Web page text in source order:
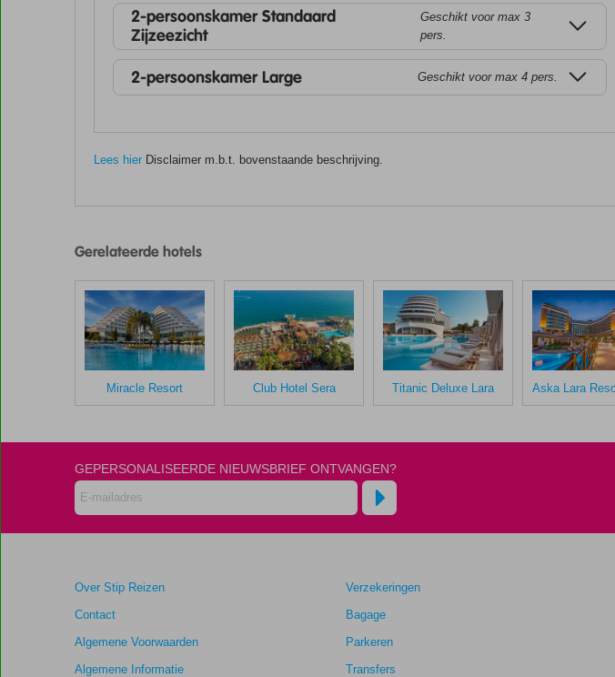
2-persoonskamer Standaard
Zijzeezicht
Geschikt voor max 3
pers.
2-persoonskamer Large Geschikt voor max 4 pers.
Lees hier Disclaimer m.b.t. bovenstaande beschrijving.
door
klanten
gegeven
na
hun
verblijf
Liberty
Scores
die
ouder
zijn
maanden
meer
weergegeven
Gerelateerde hotels
Miracle Resort Club Hotel Sera Titanic Deluxe Lara
GEPERSONALISEERDE NIEUWSBRIEF ONTVANGEN?
Over Stip Reizen
Contact
Algemene Voorwaarden
Algemene Informatie
Verzekeringen
Bagage
Parkeren
Transfers